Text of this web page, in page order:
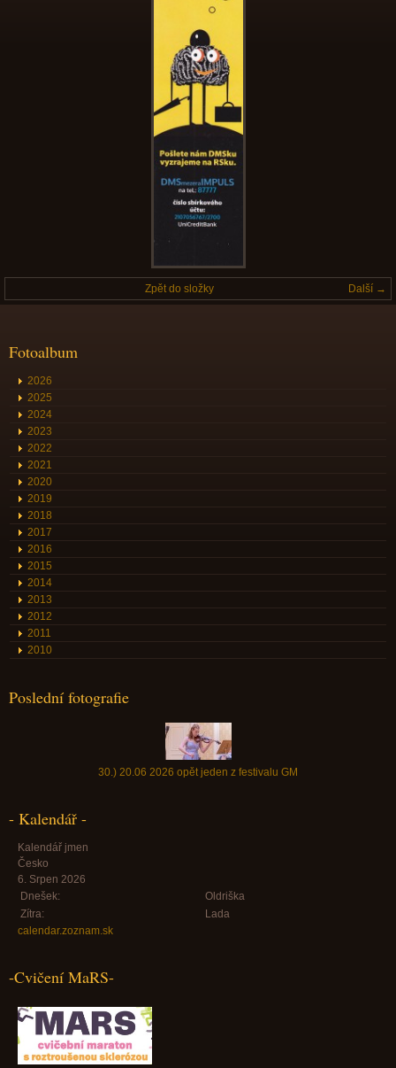
Další →
Zpět do složky
Fotoalbum
2026
2025
2024
2023
2022
2021
2020
2019
2018
2017
2016
2015
2014
2013
2012
2011
2010
Poslední fotografie
30.) 20.06 2026 opět jeden z festivalu GM
- Kalendář -
Kalendář jmen
Česko
6. Srpen 2026
Dnešek:
Oldriška
Zítra:
Lada
calendar.zoznam.sk
-Cvičení MaRS-